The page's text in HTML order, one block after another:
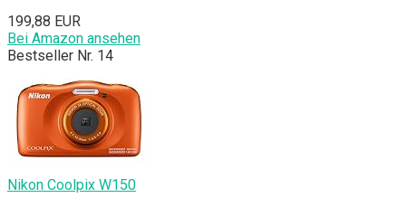
199,88 EUR
Bei Amazon ansehen
Bestseller Nr. 14
Nikon Coolpix W150